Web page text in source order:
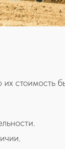
стоимость